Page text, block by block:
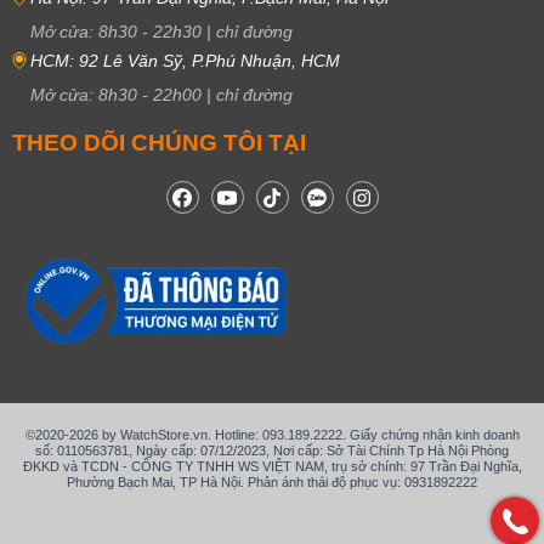
đồng.
Những mẫu Casio Edifice pin Quartz được bán với giá 330.000 –
Casio G-Shock – Năng động, bền bỉ, chống va
đập tốt
Được sinh ra từ ước mơ của kỹ sư Kikuo Ibe về “chiếc đồng hồ không
Mở cửa: 8h30 - 22h30 | chỉ đường
HCM: 92 Lê Văn Sỹ, P.Phú Nhuận, HCM
Mở cửa: 8h30 - 22h00 | chỉ đường
THEO DÕI CHÚNG TÔI TẠI
©2020-2026 by WatchStore.vn. Hotline: 093.189.2222. Giấy chứng nhận kinh doanh
số: 0110563781, Ngày cấp: 07/12/2023, Nơi cấp: Sở Tài Chính Tp Hà Nội Phòng
ĐKKD và TCDN - CÔNG TY TNHH WS VIỆT NAM, trụ sở chính: 97 Trần Đại Nghĩa,
Phường Bạch Mai, TP Hà Nội. Phản ánh thái độ phục vụ: 0931892222